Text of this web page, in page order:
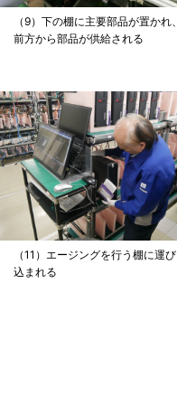
（9）下の棚に主要部品が置かれ、
前方から部品が供給される
（11）エージングを行う棚に運び
込まれる